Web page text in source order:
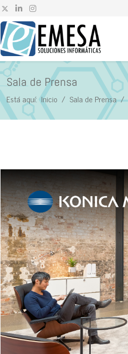
Sala de Prensa
Está aquí:Inicio Sala de Prensa
Sala de Prensa